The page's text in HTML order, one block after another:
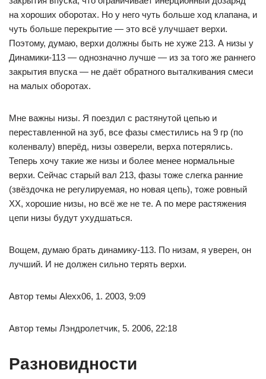
на хороших оборотах. Но у него чуть больше ход клапана, и
чуть больше перекрытие — это всё улучшает верхи.
Поэтому, думаю, верхи должны быть не хуже 213. А низы у
Динамики-113 — однозначно лучше — из за того же раннего
закрытия впуска — не даёт обратного выталкивания смеси
на малых оборотах.
Мне важны низы. Я поездил с растянутой цепью и
переставленной на зуб, все фазы сместились на 9 гр (по
коленвалу) вперёд, низы озверели, верха потерялись.
Теперь хочу такие же низы и более менее нормальные
верхи. Сейчас старый вал 213, фазы тоже слегка ранние
(звёздочка не регулируемая, но новая цепь), тоже ровный
ХХ, хорошие низы, но всё же не те. А по мере растяжения
цепи низы будут ухудшаться.
Вощем, думаю брать динамику-113. По низам, я уверен, он
лучший. И не должен сильно терять верхи.
Автор темы Alexx06, 1. 2003, 9:09
Автор темы Лэндролетчик, 5. 2006, 22:18
Разновидности